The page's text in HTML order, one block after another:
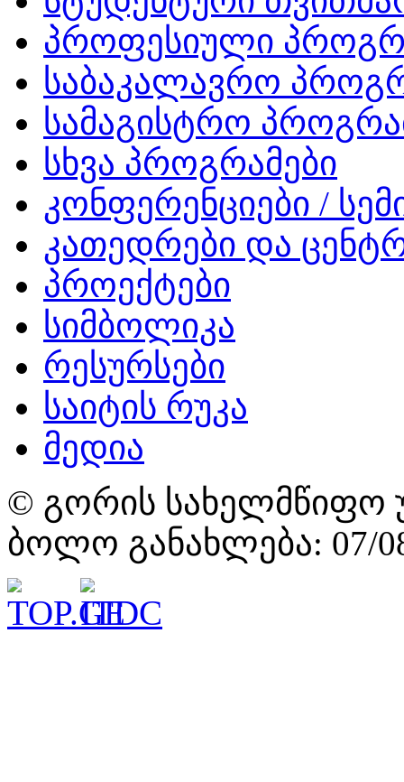
პროფესიული
საბაკალავრო
სამაგისტრო
სხვა პროგრამები
კონფერენციები /
კათედრები და
პროექტები
სიმბოლიკა
რესურსები
საიტის რუკა
მედია
© გორის სახელმწიფო
ბოლო განახლება: 07/